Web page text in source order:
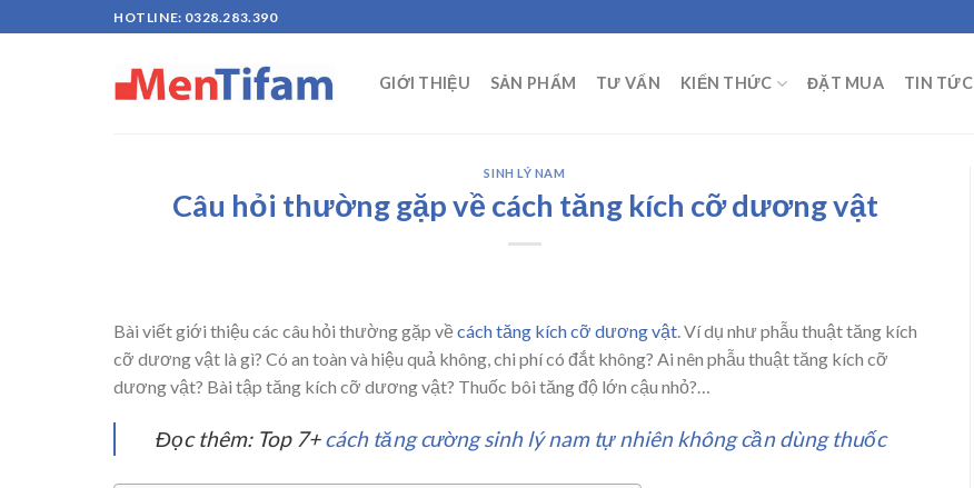
to
HOTLINE: 0328.283.390
GIỚI THIỆU SẢN PHẨM TƯ VẤN KIẾN THỨC ĐẶT MUA TIN TỨC
SINH LÝ NAM
Câu hỏi thường gặp về cách tăng kích cỡ dương vật
Bài viết giới thiệu các câu hỏi thường gặp về cách tăng kích cỡ dương vật . Ví dụ như phẫu thuật tăng kích
cỡ dương vật là gì? Có an toàn và hiệu quả không, chi phí có đắt không? Ai nên phẫu thuật tăng kích cỡ
dương vật? Bài tập tăng kích cỡ dương vật? Thuốc bôi tăng độ lớn cậu nhỏ?…
Đọc thêm: Top 7+cách tăng cường sinh lý nam tự nhiên không cần dùng thuốc